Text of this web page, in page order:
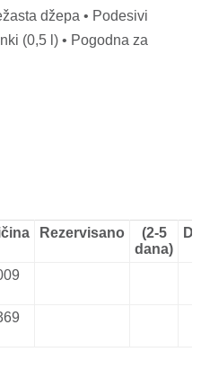
džepa • Podesivi
(0,5 l) • Pogodna za
Rezervisano
(2-5
dana)